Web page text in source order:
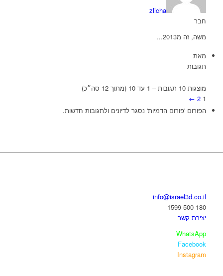
zlicha
חבר
משה, זה מ2013…
מאת
תגובות
מוצגות 10 תגובות – 1 עד 10 (מתוך 12 סה״כ)
1
2
←
הפורום 'פורום הדמיות' נסגר לדיונים ולתגובות חדשות.
info@israel3d.co.il
1599-500-180
יצירת קשר
WhatsApp
Facebook
Instagram